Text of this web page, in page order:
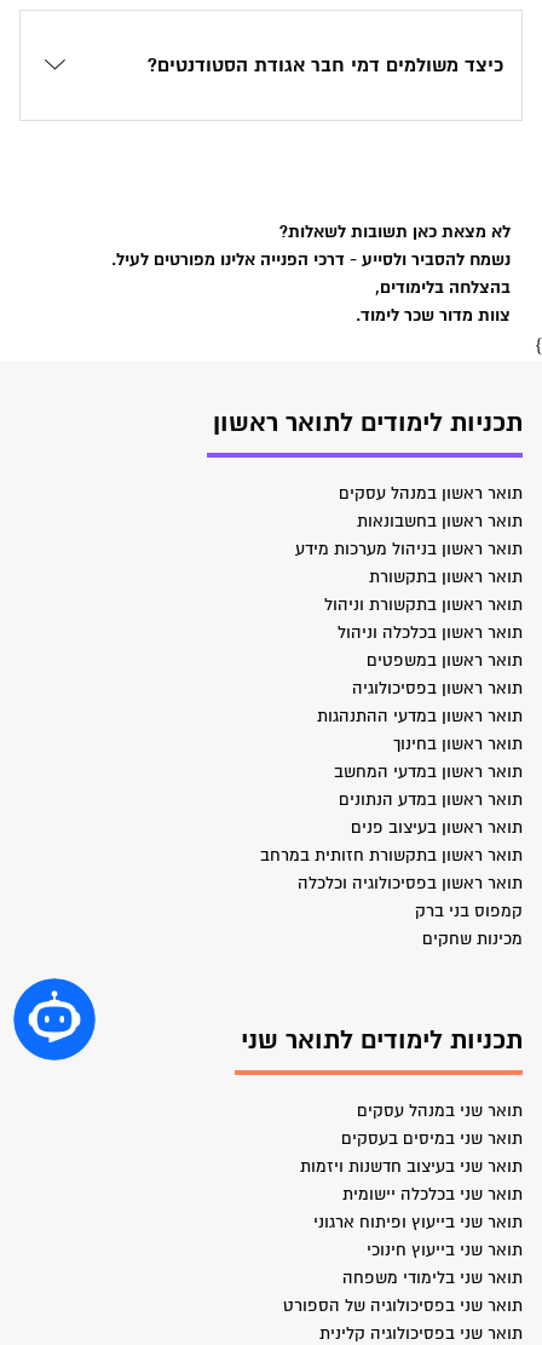
כיצד משולמים דמי חבר אגודת הסטודנטים?
לא מצאת כאן תשובות לשאלות?
נשמח להסביר ולסייע - דרכי הפנייה אלינו מפורטים לעיל.
בהצלחה בלימודים,
צוות מדור שכר לימוד.
}
תכניות לימודים לתואר ראשון
תואר ראשון במנהל עסקים
תואר ראשון בחשבונאות
תואר ראשון בניהול מערכות מידע
תואר ראשון בתקשורת
תואר ראשון בתקשורת וניהול
תואר ראשון בכלכלה וניהול
תואר ראשון במשפטים
תואר ראשון בפסיכולוגיה
תואר ראשון במדעי ההתנהגות
תואר ראשון בחינוך
תואר ראשון במדעי המחשב
תואר ראשון במדע הנתונים
תואר ראשון בעיצוב פנים
תואר ראשון בתקשורת חזותית במרחב
תואר ראשון בפסיכולוגיה וכלכלה
קמפוס בני ברק
מכינות שחקים
תכניות לימודים לתואר שני
תואר שני במנהל עסקים
תואר שני במיסים בעסקים
תואר שני בעיצוב חדשנות ויזמות
תואר שני בכלכלה יישומית
תואר שני בייעוץ ופיתוח ארגוני
תואר שני בייעוץ חינוכי
תואר שני בלימודי משפחה
תואר שני בפסיכולוגיה של הספורט
תואר שני בפסיכולוגיה קלינית